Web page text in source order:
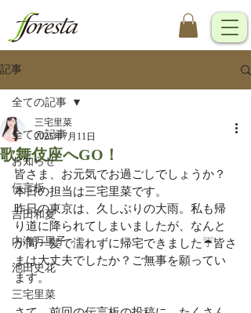
記事
全ての記事
お知らせ
伝言板
吉田和夏
内海万里子
池田史花
三宅里菜
全ての記事
歌舞伎座へGO！
三宅里菜
2025年7月11日
皆さま、お元気でお過ごしでしょうか？
本日の担当は三宅里菜です。
昨日の東京は、久しぶりの大雨。私も帰
り道に降られてしまいましたが、なんと
か間一髪で濡れずに帰宅できました☔️皆さ
まは大丈夫でしたか？ご無事を願ってい
ます。